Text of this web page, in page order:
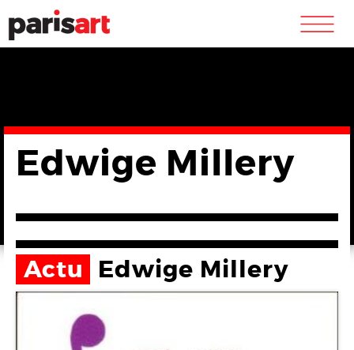
m
Edwige Millery
Actu Edwige Millery